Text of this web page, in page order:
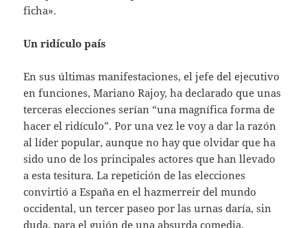
ficha».
Un ridículo país
En sus últimas manifestaciones, el jefe del ejecutivo
en funciones, Mariano Rajoy, ha declarado que unas
terceras elecciones serían “una magnífica forma de
hacer el ridículo”. Por una vez le voy a dar la razón
al líder popular, aunque no hay que olvidar que ha
sido uno de los principales actores que han llevado
a esta tesitura. La repetición de las elecciones
convirtió a España en el hazmerreir del mundo
occidental, un tercer paseo por las urnas daría, sin
duda, para el guión de una absurda comedia.